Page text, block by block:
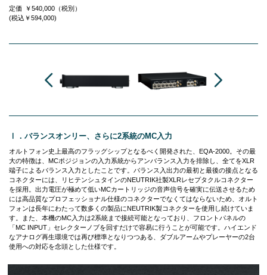
定価 ￥540,000 （税別）
(税込￥594,000)
Ⅰ．バランスオンリー、さらに2系統のMC入力
オルトフォン史上最高のフラッグシップとなるべく開発された、EQA-2000。その最
大の特徴は、MCポジジョンの入力系統からアンバランス入力を排除し、全てをXLR
端子によるバランス入力としたことです。バランス入出力の最初と最後の接点となる
コネクターには、リヒテンシュタインのNEUTRIK社製XLRレセプタクルコネクター
を採用。出力電圧が極めて低いMCカートリッジの音声信号を確実に伝送させるため
には高品質なプロフェッショナル仕様のコネクターでなくてはならないため、オルト
フォンは長年にわたって数多くの製品にNEUTRIK製コネクターを使用し続けていま
す。また、本機のMC入力は2系統まで接続可能となっており、フロントパネルの
「MC INPUT」セレクターノブを回すだけで容易に行うことが可能です。ハイエンド
なアナログ再生環境では再び標準となりつつある、ダブルアームやプレーヤーの2台
使用への対応を念頭とした仕様です。